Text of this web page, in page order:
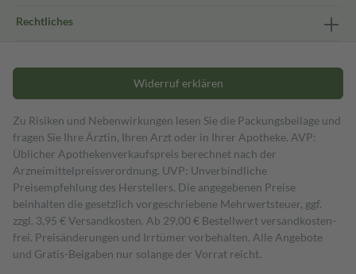
Rechtliches
Widerruf erklären
Zu Risiken und Nebenwirkungen lesen Sie die Packungsbeilage und
fragen Sie Ihre Ärztin, Ihren Arzt oder in Ihrer Apotheke. AVP:
Üblicher Apothekenverkaufspreis berechnet nach der
Arzneimittelpreisverordnung. UVP: Unverbindliche
Preisempfehlung des Herstellers. Die angegebenen Preise
beinhalten die gesetzlich vorgeschriebene Mehrwertsteuer, ggf.
zzgl. 3,95 € Versandkosten. Ab 29,00 € Bestell­wert versand­kosten­
frei. Preisänderungen und Irrtümer vorbehalten. Alle Angebote
und Gratis-Beigaben nur solange der Vorrat reicht.